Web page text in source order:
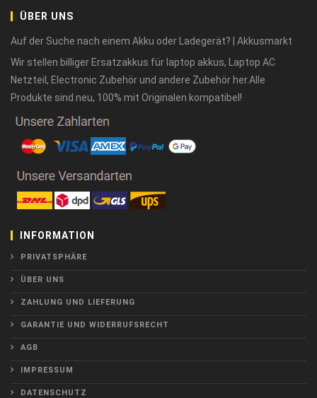
ÜBER UNS
Auf der Suche nach einem Akku oder Ladegerät? | Akkusmarkt
Wir stellen billiger Ersatzakkus für laptop akkus, Laptop AC
Netzteil, Electronic Zubehör und andere Zubehör her.Alle
Produkte sind neu, 100% mit Originalen kompatibel!
INFORMATION
PRIVATSPHÄRE
ÜBER UNS
ZAHLUNG UND LIEFERUNG
GARANTIE UND WIDERRUFSRECHT
AGB
IMPRESSUM
DATENSCHUTZ